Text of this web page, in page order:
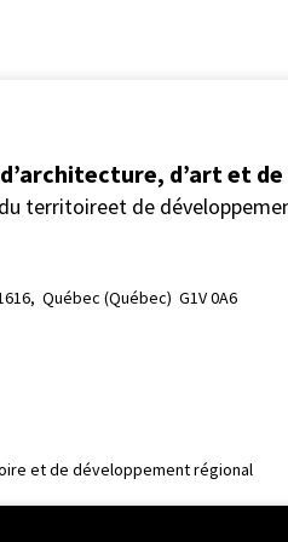
d’art et de
territoireet de
Québec (Québec)  G1V 0A6
et de développement régional